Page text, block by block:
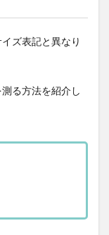
ズ表記と異なり
る方法を紹介し